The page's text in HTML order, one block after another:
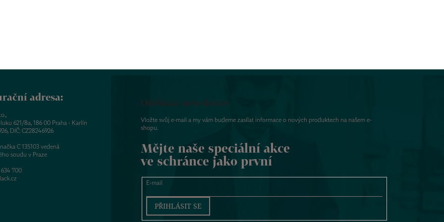
adresa:
621/8a, 186 00 Praha - Karlín
DIČ: CZ28246926
C 135103 vedená
soudu v Praze
700
Odebírat newsletter
Vložte svůj e-mail a my vám budeme zasílat informace o nových produktech na našem e-
shopu.
Mějte naše speciální akce
ve schránce jako první
E-mail
PŘIHLÁSIT SE